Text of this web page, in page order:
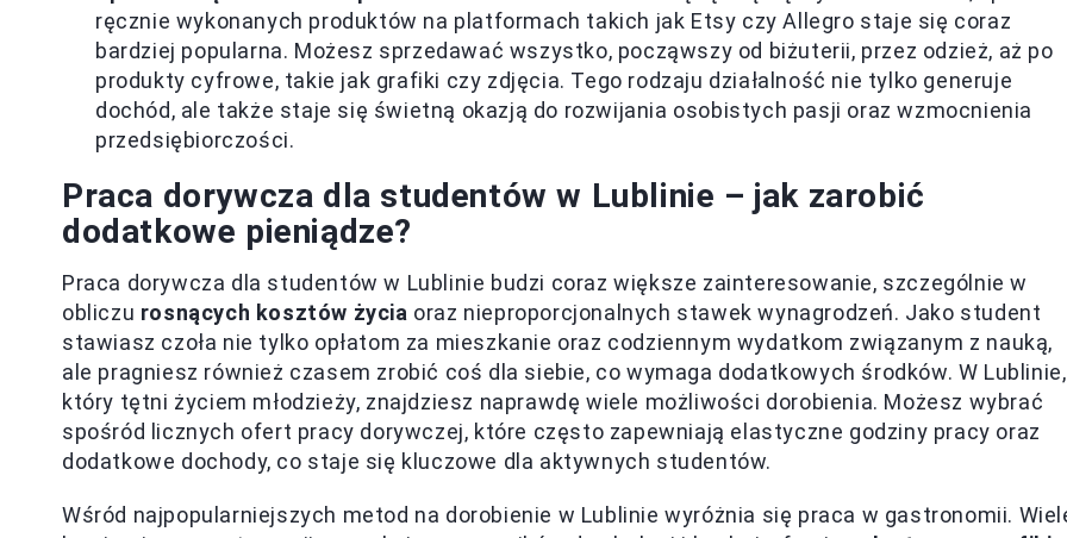
ręcznie wykonanych produktów na platformach takich jak Etsy czy Allegro staje się coraz
bardziej popularna. Możesz sprzedawać wszystko, począwszy od biżuterii, przez odzież, aż po
produkty cyfrowe, takie jak grafiki czy zdjęcia. Tego rodzaju działalność nie tylko generuje
dochód, ale także staje się świetną okazją do rozwijania osobistych pasji oraz wzmocnienia
przedsiębiorczości.
Praca dorywcza dla studentów w Lublinie – jak zarobić
dodatkowe pieniądze?
Praca dorywcza dla studentów w Lublinie budzi coraz większe zainteresowanie, szczególnie w
obliczu rosnących kosztów życia oraz nieproporcjonalnych stawek wynagrodzeń. Jako student
stawiasz czoła nie tylko opłatom za mieszkanie oraz codziennym wydatkom związanym z nauką,
ale pragniesz również czasem zrobić coś dla siebie, co wymaga dodatkowych środków. W Lublinie,
który tętni życiem młodzieży, znajdziesz naprawdę wiele możliwości dorobienia. Możesz wybrać
spośród licznych ofert pracy dorywczej, które często zapewniają elastyczne godziny pracy oraz
dodatkowe dochody, co staje się kluczowe dla aktywnych studentów.
Wśród najpopularniejszych metod na dorobienie w Lublinie wyróżnia się praca w gastronomii.